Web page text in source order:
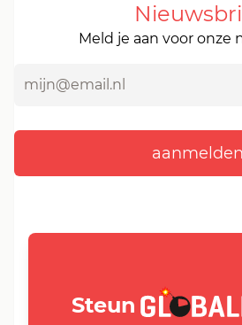
Meld je aan voor onze
Steun